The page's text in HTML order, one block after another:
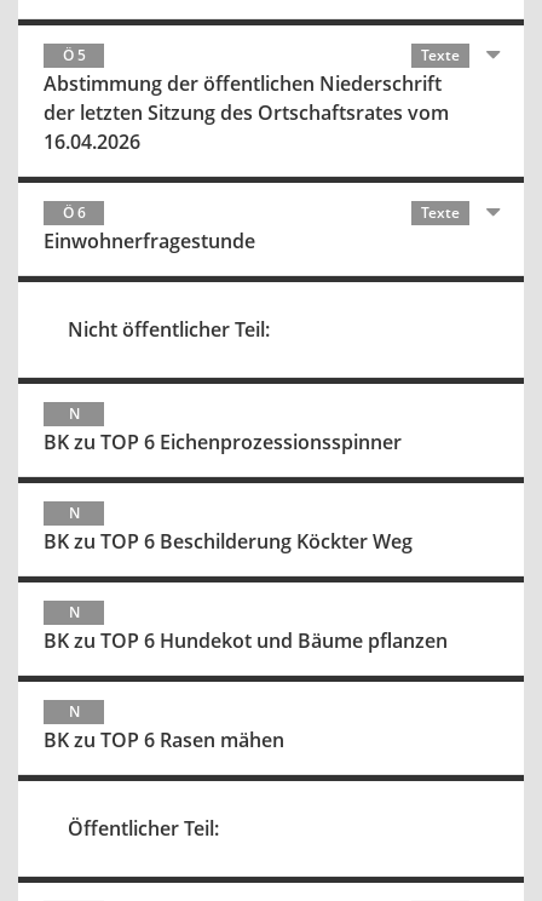
Ö 5 Texte
Abstimmung der öffentlichen Niederschrift
der letzten Sitzung des Ortschaftsrates vom
16.04.2026
Ö 6 Texte
Einwohnerfragestunde
Nicht öffentlicher Teil:
N
BK zu TOP 6 Eichenprozessionsspinner
N
BK zu TOP 6 Beschilderung Köckter Weg
N
BK zu TOP 6 Hundekot und Bäume pflanzen
N
BK zu TOP 6 Rasen mähen
Öffentlicher Teil: